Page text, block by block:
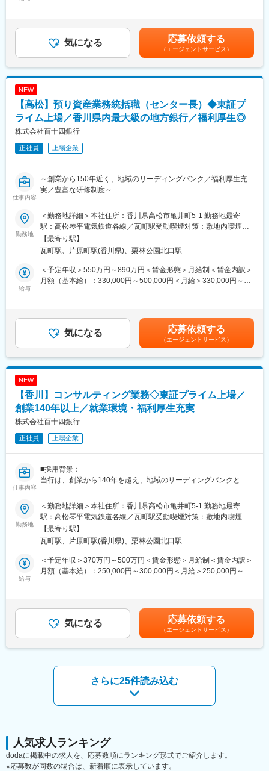
■長期ビジョン・経営計画：
https://www.114bank.co.jp/company/management_plan/
さい）
本部営業部門の中核を担うコンサルティング部において、経験や
知識を活かしてプロフェッショナル人材を目指せる環境です。
コンサルティング部は、外部出向経験者やキャリア採用者等の多
■業務詳細：
◇ 背景
“ひと“は企業の最も貴重な経営資源であり、多くの企業が「人事制
めています。
・会社への貢献度に応じた給与配分となっていない
・優秀な社員ほど退職してしまう
・経営ビジョンが浸透していない
・上司が部下を上手く育てられない
・採用募集してもなかなか人が生まらない
人件費分析、業界内比較、社員インタビューなどを通じて客観的
な視点で人事関連の課題を抽出し、改善の方向性を提示します。
・企業価値向上に寄与
・社員育成への活用
・導入後フォロー
◇ サポートメニュー
支援します。
・「評価制度」「等級制度」「報酬制度」の3つの制度を柱とし
・制度の導入に留まらず、社員説明会等の社内浸透・運用面のサ
ポートも行います。
変更の範囲：当行業務全般 （詳細は、面談・面接時にご確認くだ
さい）
目安の金額であり、選考を通じて上下する可能性があります。月
給(月額)は固定手当を含めた表記です。
気になる 応募依頼する
（エージェントサービス）
NEW
【高松】預り資産業務統括職（センター長）◆東証プ
ライム上場／香川県内最大級の地方銀行／福利厚生◎
株式会社百十四銀行
正社員 上場企業
仕事内容
～創業から150年近く、地域のリーディングバンク／福利厚生充
実／豊富な研修制度～
■業務内容：
◇預り資産業務における統括業務（センター長）を担当いただき
ます。
◇預り資産業務における本部モニタリング業務を担当いただきま
す。
◇お客さまへの金融商品販売について、法令や顧客本位の業務運
営に基づいて適切に行っているか、交渉経緯記録や販売チェック
に対して回答をしていただきます。
◇法令や税制の改正があった場合には、事務手続やシステムの改
定・改修等の対応をしていただきます。
・モニタリング業務（役席者2名、一般行員１名）
・投信業務（役席者3名、一般行員1名、スタッフ3名）
・保険業務（役席者1名、スタッフ2名）
・その他業務（一般行員1名、スタッフ1名）
https://www.114bank.co.jp/company/management_plan/
＜私たちが実現したいこと＞
◇私たちの存在意義は、お客さま・地域と対話を重ね、知恵を出
し、汗をかき、その課題解決に全力を尽くすことで、“地域のみん
な”がよりよくあり続けるための力になることです。
解決に向けたパートナーとして伴走していくことで、“地域のみん
な”と一緒に環境・社会価値の向上したウェルピーイングな社会を
◇私たちは「金融サービスの高度化」と「非金融の領域拡大」に
より総合コンサルティング・グループとしての機能を進化させ、
お客さま・地域の課題解決力をさらに強化していきます。
さい）
勤務地
＜勤務地詳細＞本社住所：香川県高松市亀井町5-1 勤務地最寄
駅：高松琴平電気鉄道各線／瓦町駅受動喫煙対策：敷地内喫煙可
能場所あり変更の範囲：会社の定める事業所
【最寄り駅】
瓦町駅、片原町駅(香川県)、栗林公園北口駅
給与
＜予定年収＞550万円～890万円＜賃金形態＞月給制＜賃金内訳＞
月額（基本給）：330,000円～500,000円＜月給＞330,000円～
目安の金額であり、選考を通じて上下する可能性があります。月
給(月額)は固定手当を含めた表記です。
気になる 応募依頼する
（エージェントサービス）
NEW
【香川】コンサルティング業務◇東証プライム上場／
創業140年以上／就業環境・福利厚生充実
株式会社百十四銀行
正社員 上場企業
仕事内容
■採用背景：
当行は、創業から140年を超え、地域のリーディングバンクとし
す。
現在は、「長期ビジョン2030」で、総合コンサルティンググルー
プへの進化を掲げています。
コンサルティング機能の強化と新事業領域の探索により、課題解
決能力の強化を図るため、キャリア採用を積極的に実施していま
す。
です。
本部営業部門の中核を担うコンサルティング部において、経験や
知識を活かしてプロフェッショナル人材を目指せる環境です。
部門です。
マネジメントではなく、プレイヤーとしての求人を募集します。
・経営コンサルティング（事業計画策定／営業／マーケティング
・医療介護コンサルティング
・人事制度コンサルティング
・人材紹介業務
勤務地
＜勤務地詳細＞本社住所：香川県高松市亀井町5-1 勤務地最寄
駅：高松琴平電気鉄道各線／瓦町駅受動喫煙対策：敷地内喫煙可
能場所あり変更の範囲：会社の定める事業所
【最寄り駅】
瓦町駅、片原町駅(香川県)、栗林公園北口駅
給与
＜予定年収＞370万円～500万円＜賃金形態＞月給制＜賃金内訳＞
月額（基本給）：250,000円～300,000円＜月給＞250,000円～
目安の金額であり、選考を通じて上下する可能性があります。月
給(月額)は固定手当を含めた表記です。
気になる 応募依頼する
（エージェントサービス）
さらに25件読み込む
人気求人ランキング
dodaに掲載中の求人を、応募数順にランキング形式でご紹介します。
※応募数が同数の場合は、新着順に表示しています。